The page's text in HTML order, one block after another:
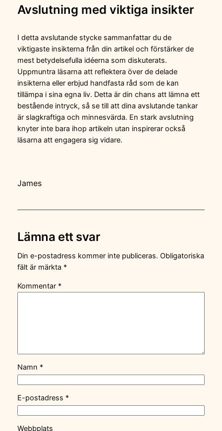
Avslutning med viktiga insikter
I detta avslutande stycke sammanfattar du de
viktigaste insikterna från din artikel och förstärker de
mest betydelsefulla idéerna som diskuterats.
Uppmuntra läsarna att reflektera över de delade
insikterna eller erbjud handfasta råd som de kan
tillämpa i sina egna liv. Detta är din chans att lämna ett
bestående intryck, så se till att dina avslutande tankar
är slagkraftiga och minnesvärda. En stark avslutning
knyter inte bara ihop artikeln utan inspirerar också
läsarna att engagera sig vidare.
James
Lämna ett svar
Din e-postadress kommer inte publiceras. Obligatoriska
fält är märkta *
Kommentar *
Namn *
E-postadress *
Webbplats